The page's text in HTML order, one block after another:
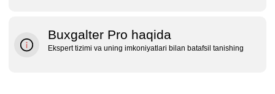
Buxgalter Pro haqida
Ekspert tizimi va uning imkoniyatlari bilan batafsil tanishing